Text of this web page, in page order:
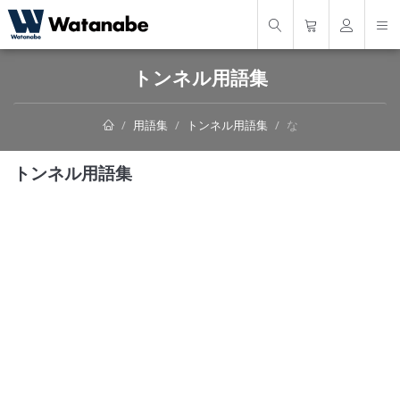
トンネル用語集
用語集 トンネル用語集 な
トンネル用語集